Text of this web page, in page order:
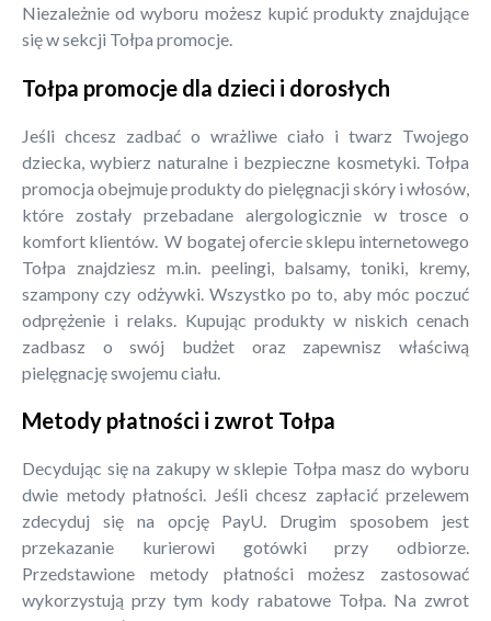
Niezależnie od wyboru możesz kupić produkty znajdujące
się w sekcji Tołpa promocje.
Tołpa promocje dla dzieci i dorosłych
Jeśli chcesz zadbać o wrażliwe ciało i twarz Twojego
dziecka, wybierz naturalne i bezpieczne kosmetyki. Tołpa
promocja obejmuje produkty do pielęgnacji skóry i włosów,
które zostały przebadane alergologicznie w trosce o
komfort klientów. W bogatej ofercie sklepu internetowego
Tołpa znajdziesz m.in. peelingi, balsamy, toniki, kremy,
szampony czy odżywki. Wszystko po to, aby móc poczuć
odprężenie i relaks. Kupując produkty w niskich cenach
zadbasz o swój budżet oraz zapewnisz właściwą
pielęgnację swojemu ciału.
Metody płatności i zwrot Tołpa
Decydując się na zakupy w sklepie Tołpa masz do wyboru
dwie metody płatności. Jeśli chcesz zapłacić przelewem
zdecyduj się na opcję PayU. Drugim sposobem jest
przekazanie kurierowi gotówki przy odbiorze.
Przedstawione metody płatności możesz zastosować
wykorzystują przy tym kody rabatowe Tołpa. Na zwrot